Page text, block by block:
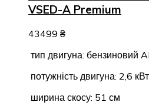
VSED-A Premium
43499 ₴
тип двигуна: бензиновий
потужність двигуна: 2,6
ширина скосу: 51 см